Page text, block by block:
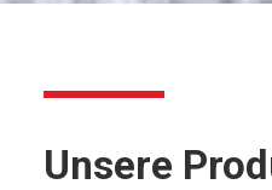
Unsere